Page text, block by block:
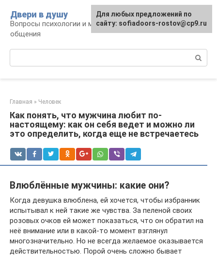
контенту
Двери в душу
Вопросы психологии и межличностного
общения
Главная » Человек
Как понять, что мужчина любит по-
настоящему: как он себя ведет и можно ли
это определить, когда еще не встречаетесь
Влюблённые мужчины: какие они?
Когда девушка влюблена, ей хочется, чтобы избранник
испытывал к ней такие же чувства. За пеленой своих
розовых очков ей может показаться, что он обратил на
неё внимание или в какой-то момент взглянул
многозначительно. Но не всегда желаемое оказывается
действительностью. Порой очень сложно бывает
Для любых предложений по
сайту: sofiadoors-rostov@cp9.ru